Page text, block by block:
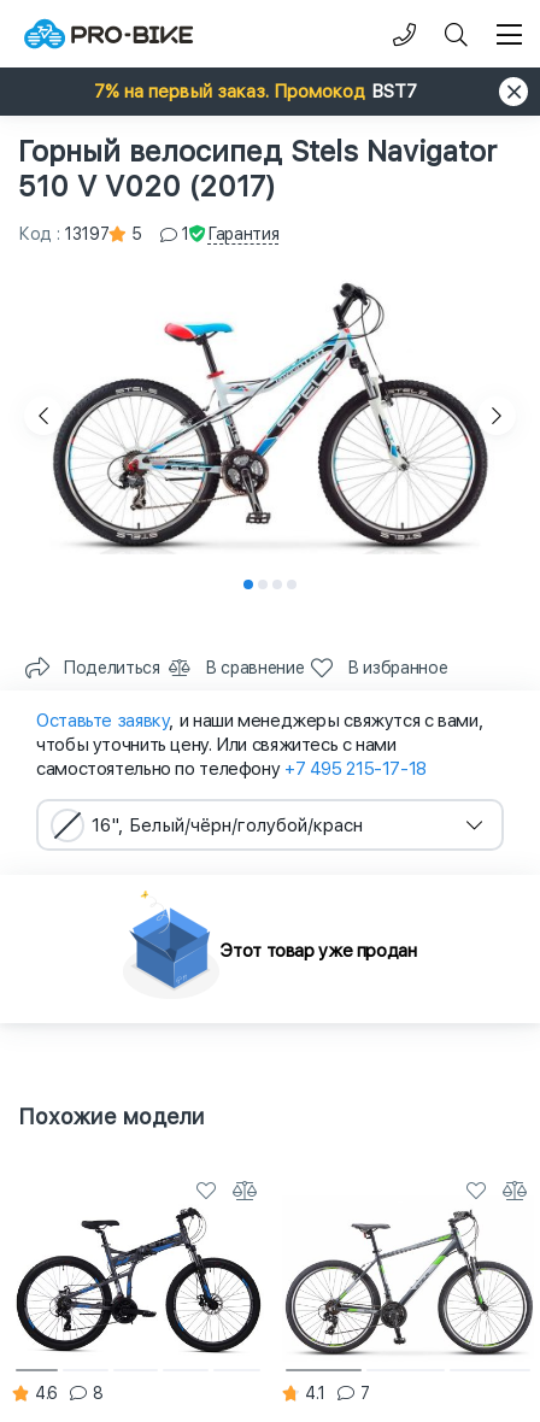
7% на первый заказ. Промокод BST7
Горный велосипед Stels Navigator
510 V V020 (2017)
Код : 13197 5 1 Гарантия
Поделиться В сравнение В избранное
Оставьте заявку, и наши менеджеры свяжутся с вами,
чтобы уточнить цену. Или свяжитесь с нами
самостоятельно по телефону +7 495 215-17-18
16", Белый/чёрн/голубой/красн
Этот товар уже продан
Похожие модели
4.6 8 4.1 7